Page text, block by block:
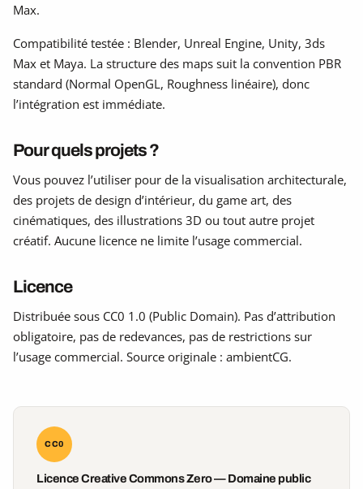
Max.
Compatibilité testée : Blender, Unreal Engine, Unity, 3ds
Max et Maya. La structure des maps suit la convention PBR
standard (Normal OpenGL, Roughness linéaire), donc
l’intégration est immédiate.
Pour quels projets ?
Vous pouvez l’utiliser pour de la visualisation architecturale,
des projets de design d’intérieur, du game art, des
cinématiques, des illustrations 3D ou tout autre projet
créatif. Aucune licence ne limite l’usage commercial.
Licence
Distribuée sous CC0 1.0 (Public Domain). Pas d’attribution
obligatoire, pas de redevances, pas de restrictions sur
l’usage commercial. Source originale : ambientCG.
CC0
Licence Creative Commons Zero — Domaine public